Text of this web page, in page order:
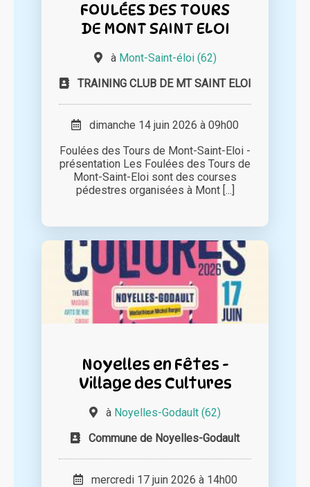
FOULÉES DES TOURS
DE MONT SAINT ELOI
à Mont-Saint-éloi (62)
TRAINING CLUB DE MT SAINT ELOI
dimanche 14 juin 2026 à 09h00
Foulées des Tours de Mont-Saint-Eloi -
présentation Les Foulées des Tours de
Mont-Saint-Eloi sont des courses
pédestres organisées à Mont [...]
Noyelles en Fêtes -
Village des Cultures
à Noyelles-Godault (62)
Commune de Noyelles-Godault
mercredi 17 juin 2026 à 14h00